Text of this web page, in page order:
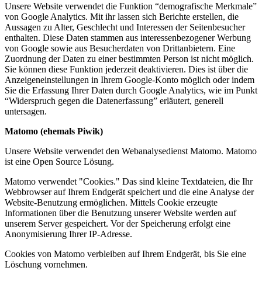
Unsere Website verwendet die Funktion “demografische Merkmale”
von Google Analytics. Mit ihr lassen sich Berichte erstellen, die
Aussagen zu Alter, Geschlecht und Interessen der Seitenbesucher
enthalten. Diese Daten stammen aus interessenbezogener Werbung
von Google sowie aus Besucherdaten von Drittanbietern. Eine
Zuordnung der Daten zu einer bestimmten Person ist nicht möglich.
Sie können diese Funktion jederzeit deaktivieren. Dies ist über die
Anzeigeneinstellungen in Ihrem Google-Konto möglich oder indem
Sie die Erfassung Ihrer Daten durch Google Analytics, wie im Punkt
“Widerspruch gegen die Datenerfassung” erläutert, generell
untersagen.
Matomo (ehemals Piwik)
Unsere Website verwendet den Webanalysedienst Matomo. Matomo
ist eine Open Source Lösung.
Matomo verwendet "Cookies." Das sind kleine Textdateien, die Ihr
Webbrowser auf Ihrem Endgerät speichert und die eine Analyse der
Website-Benutzung ermöglichen. Mittels Cookie erzeugte
Informationen über die Benutzung unserer Website werden auf
unserem Server gespeichert. Vor der Speicherung erfolgt eine
Anonymisierung Ihrer IP-Adresse.
Cookies von Matomo verbleiben auf Ihrem Endgerät, bis Sie eine
Löschung vornehmen.